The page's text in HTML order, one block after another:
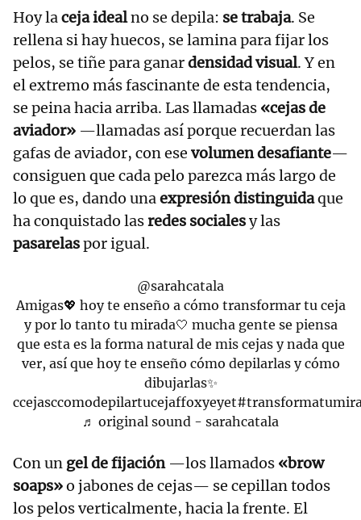
Hoy laceja idealno se depila: se trabaja. Se
rellena si hay huecos, se lamina para fijar los
pelos, se tiñe para ganardensidad visual. Y en
el extremo más fascinante de esta tendencia,
se peina hacia arriba. Las llamadas «cejas de
aviador» —llamadas así porque recuerdan las
gafas de aviador, con ese volumen desafiante—
consiguen que cada pelo parezca más largo de
lo que es, dando unaexpresión distinguidaque
ha conquistado lasredes socialesy las
pasarelaspor igual.
@sarahcatala
Amigas💖 hoy te enseño a cómo transformar tu ceja
y por lo tanto tu mirada🤍 mucha gente se piensa
que esta es la forma natural de mis cejas y nada que
ver, así que hoy te enseño cómo depilarlas y cómo
dibujarlas✨
ccejasccomodepilartucejaffoxyeyet
♬ original sound - sarahcatala
Con un gel de fijación—los llamados «brow
soaps»o jabones de cejas— se cepillan todos
los pelos verticalmente, hacia la frente. El